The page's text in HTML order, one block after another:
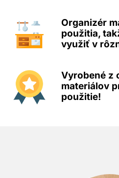
Organizér
použitia,
využiť v
Vyrobené z
materiálov
použitie!